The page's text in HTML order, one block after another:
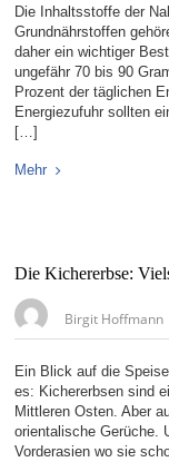
Die Inhaltsstoffe der
Grundnährstoffen
daher ein wichtiger
ungefähr 70 bis 90
Prozent der täglichen
Energiezufuhr sollten
[…]
Mehr
Die Kichererbse:
Birgit Hoffmann
Ein Blick auf die
es: Kichererbsen sind
Mittleren Osten. Aber
orientalische Gerüche.
Vorderasien wo sie